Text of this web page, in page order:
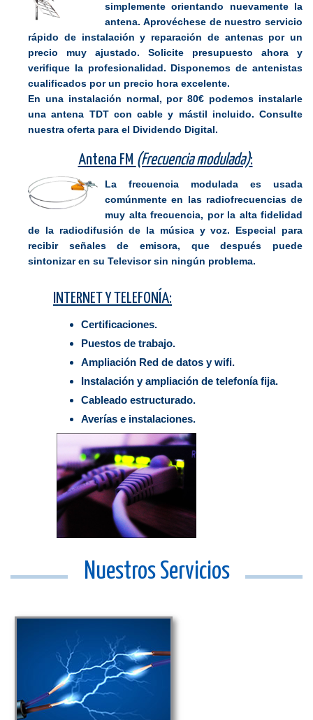
simplemente orientando nuevamente la
antena. Aprovéchese de nuestro servicio
rápido de instalación y reparación de antenas por un
precio muy ajustado. Solicite presupuesto ahora y
verifique la profesionalidad. Disponemos de antenistas
cualificados por un precio hora excelente.
En una instalación normal, por 80€ podemos instalarle
una antena TDT con cable y mástil incluido. Consulte
nuestra oferta para el Dividendo Digital.
Antena FM (Frecuencia modulada):
La frecuencia modulada es usada
comúnmente en las radiofrecuencias de
muy alta frecuencia, por la alta fidelidad
de la radiodifusión de la música y voz. Especial para
recibir señales de emisora, que después puede
sintonizar en su Televisor sin ningún problema.
INTERNET Y TELEFONÍA:
Certificaciones.
Puestos de trabajo.
Ampliación Red de datos y wifi.
Instalación y ampliación de telefonía fija.
Cableado estructurado.
Averías e instalaciones.
Nuestros Servicios